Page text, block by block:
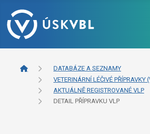
DATABÁZE A SEZNAMY
VETERINÁRNÍ LÉČIVÉ PŘÍPRAVKY
AKTUÁLNĚ REGISTROVANÉ VLP
DETAIL PŘÍPRAVKU VLP